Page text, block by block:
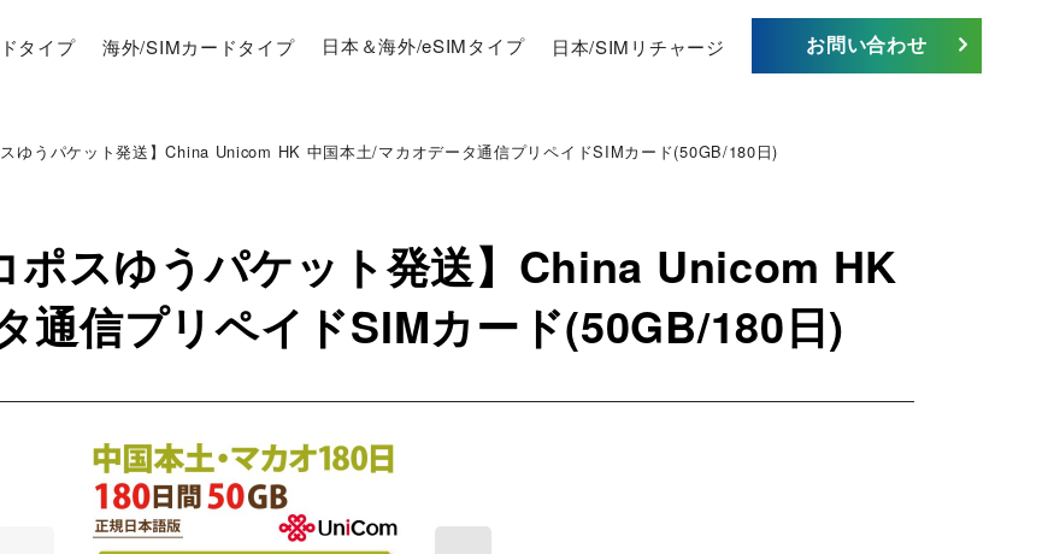
タイプ 海外/SIMカードタイプ 日本＆海外/eSIMタイプ 日本/SIMリチャージ お問い合わせ
ゆうパケット発送】China Unicom HK 中国本土/マカオデータ通信プリペイドSIMカード(50GB/180日)
ポスゆうパケット発送】China Unicom HK
通信プリペイドSIMカード(50GB/180日)